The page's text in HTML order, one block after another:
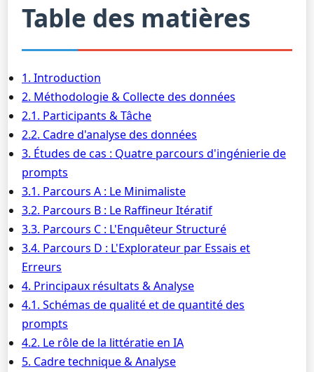
Table des matières
1. Introduction
2. Méthodologie & Collecte des données
2.1. Participants & Tâche
2.2. Cadre d'analyse des données
3. Études de cas : Quatre parcours d'ingénierie de
prompts
3.1. Parcours A : Le Minimaliste
3.2. Parcours B : Le Raffineur Itératif
3.3. Parcours C : L'Enquêteur Structuré
3.4. Parcours D : L'Explorateur par Essais et
Erreurs
4. Principaux résultats & Analyse
4.1. Schémas de qualité et de quantité des
prompts
4.2. Le rôle de la littératie en IA
5. Cadre technique & Analyse